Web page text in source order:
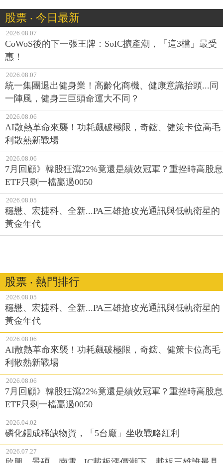
股票 ‧ 今日最新
2026.08.07
CoWoS後的下一張王牌：SoIC擴產潮，「這3檔」最受
惠！
2026.08.07
統一集團退出健身業！高齡化商機、健康意識抬頭...同
一陣風，健身三巨頭命運大不同？
2026.08.06
AI散熱革命來襲！功耗飆破極限，奇鋐、健策卡位高毛
利散熱新戰場
2026.08.06
7月回顧》韓股狂瀉22%竟還是績效冠軍？重挫時高股息
ETF只剩一檔贏過0050
2026.08.05
穩懋、宏捷科、全新...PA三雄搶攻光通訊與低軌衛星的
黃金年代
股票 ‧ 熱門排行
2026.08.05
穩懋、宏捷科、全新...PA三雄搶攻光通訊與低軌衛星的
黃金年代
2026.08.06
AI散熱革命來襲！功耗飆破極限，奇鋐、健策卡位高毛
利散熱新戰場
2026.08.06
7月回顧》韓股狂瀉22%竟還是績效冠軍？重挫時高股息
ETF只剩一檔贏過0050
2026.04.02
磷化銦成稀缺物資，「5台廠」坐收戰略紅利
2026.07.27